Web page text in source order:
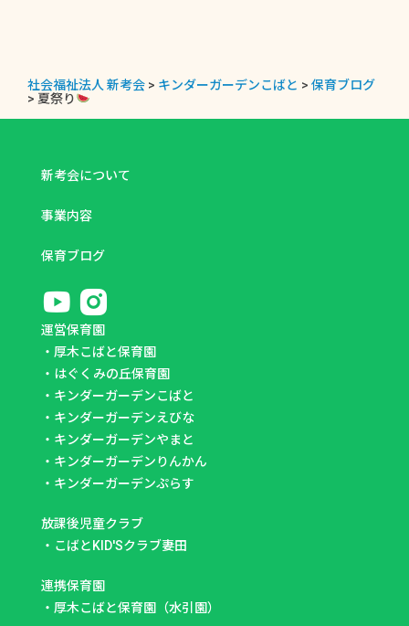
社会福祉法人 新考会 > キンダーガーデンこばと > 保育ブログ
> 夏祭り
新考会について
事業内容
保育ブログ
運営保育園
・ 厚木こばと保育園
・ はぐくみの丘保育園
・ キンダーガーデンこばと
・ キンダーガーデンえびな
・ キンダーガーデンやまと
・ キンダーガーデンりんかん
・ キンダーガーデンぷらす
放課後児童クラブ
・ こばとKID'Sクラブ妻田
連携保育園
・ 厚木こばと保育園（水引園）